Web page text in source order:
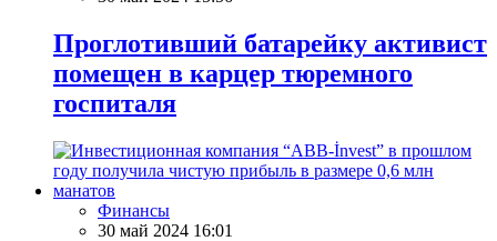
Проглотивший батарейку активист
помещен в карцер тюремного
госпиталя
Финансы
30 май 2024 16:01